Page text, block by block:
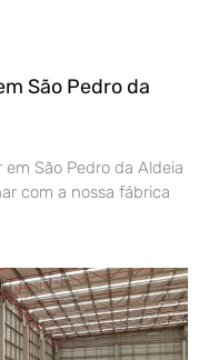
São Pedro da
São Pedro da Aldeia
com a nossa fábrica